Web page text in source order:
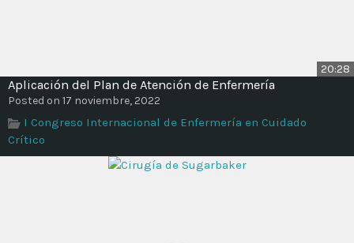
20:28
Aplicación del Plan de Atención de Enfermería
Posted on 17 noviembre, 2022
I Congreso Internacional de Enfermería en Cuidado
Crítico